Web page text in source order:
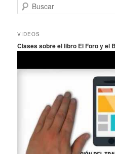
u
c
r
VIDEOS
Clases sobre el libro El Foro y el